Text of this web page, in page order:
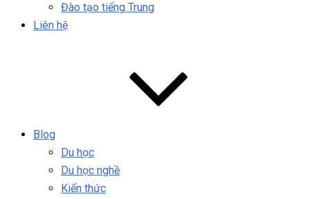
Đào tạo tiếng Trung
Liên hệ
Blog
Du học
Du học nghề
Kiến thức